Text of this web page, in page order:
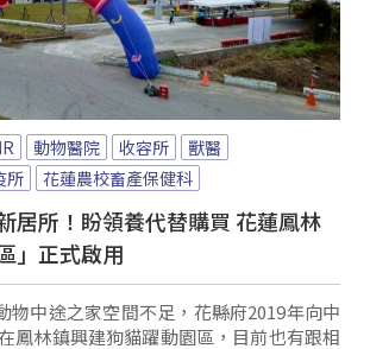
動物醫院 收容所
獸醫
所
花蓮農校畜產保健科
居所！盼領養代替購買 花蓮鳳林
」正式啟用
物中途之家空間不足，花縣府2019年向中
鳳林鎮興建狗貓躍動園區，目前也有跟相